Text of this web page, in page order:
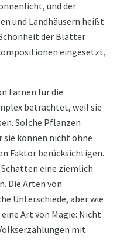
und der
und Landhäusern heißt
der Blätter
eingesetzt,
Farnen für die
betrachtet, weil sie
Solche Pflanzen
können nicht ohne
Faktor berücksichtigen.
eine ziemlich
Die Arten von
Unterschiede, aber wie
Art von Magie: Nicht
mit